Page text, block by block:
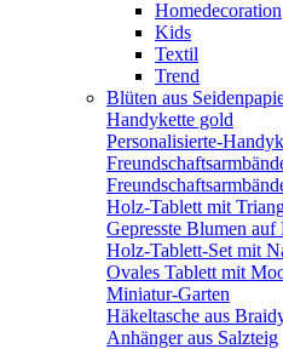
Homedecoration
Kids
Textil
Trend
Blüten aus
Handykette gold
Personalisierte-
Holz-Tablett mit
Gepresste Blumen auf
Holz-Tablett-Set mit
Ovales Tablett mit
Miniatur-Garten
Häkeltasche aus
Anhänger aus Salzteig